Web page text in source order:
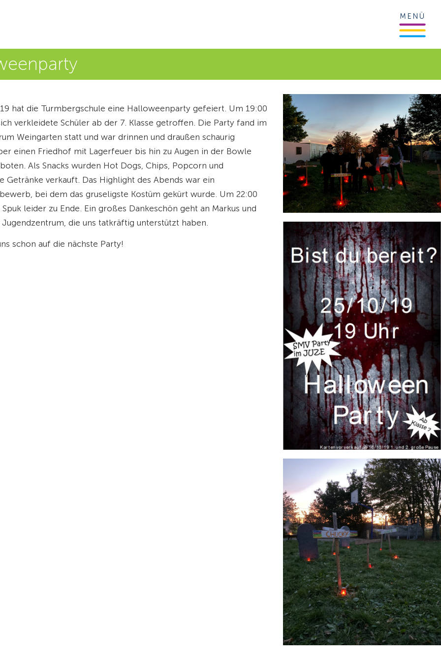
MENÜ
hat die Turmbergschule eine Halloweenparty gefeiert. Um 19:00
verkleidete Schüler ab der 7. Klasse getroffen. Die Party fand im
Weingarten statt und war drinnen und draußen schaurig
einen Friedhof mit Lagerfeuer bis hin zu Augen in der Bowle
Als Snacks wurden Hot Dogs, Chips, Popcorn und
Getränke verkauft. Das Highlight des Abends war ein
bei dem das gruseligste Kostüm gekürt wurde. Um 22:00
leider zu Ende. Ein großes Dankeschön geht an Markus und
die uns tatkräftig unterstützt haben.
schon auf die nächste Party!